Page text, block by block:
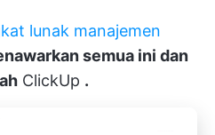
lunak manajemen
semua ini dan
ClickUp .